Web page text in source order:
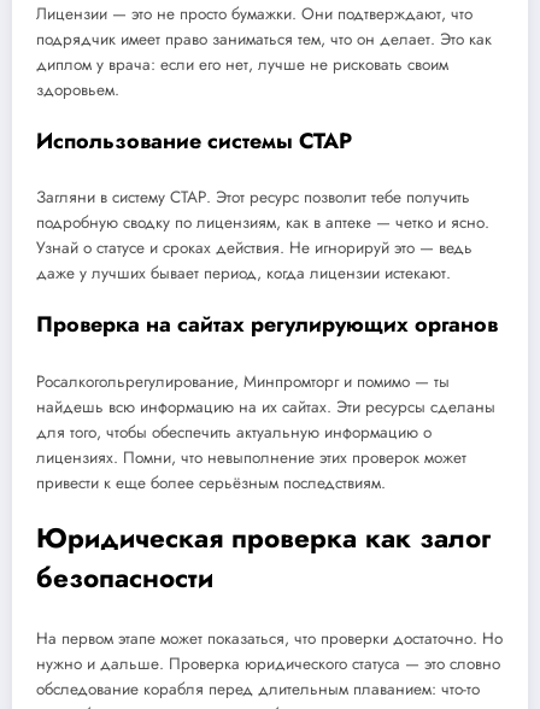
Лицензии — это не просто бумажки. Они подтверждают, что
подрядчик имеет право заниматься тем, что он делает. Это как
диплом у врача: если его нет, лучше не рисковать своим
здоровьем.
Использование системы СТАР
Загляни в систему СТАР. Этот ресурс позволит тебе получить
подробную сводку по лицензиям, как в аптеке — четко и ясно.
Узнай о статусе и сроках действия. Не игнорируй это — ведь
даже у лучших бывает период, когда лицензии истекают.
Проверка на сайтах регулирующих органов
Росалкогольрегулирование, Минпромторг и помимо — ты
найдешь всю информацию на их сайтах. Эти ресурсы сделаны
для того, чтобы обеспечить актуальную информацию о
лицензиях. Помни, что невыполнение этих проверок может
привести к еще более серьёзным последствиям.
Юридическая проверка как залог
безопасности
На первом этапе может показаться, что проверки достаточно. Но
нужно и дальше. Проверка юридического статуса — это словно
обследование корабля перед длительным плаванием: что-то